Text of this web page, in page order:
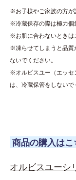
※お子様やご家族の方が
※冷蔵保存の際は極力個
※お肌に合わないときは
※凍らせてしまうと品質
ないでください。
※オルビスユー（エッセ
は、冷蔵保管をしないで
商品の購入はこ
オルビスユーシ